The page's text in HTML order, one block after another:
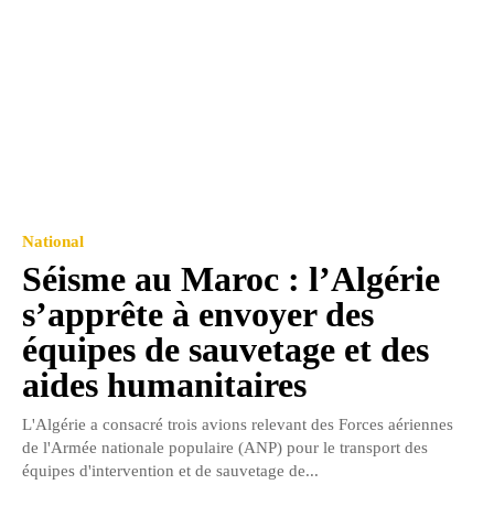
National
Séisme au Maroc : l’Algérie
s’apprête à envoyer des
équipes de sauvetage et des
aides humanitaires
L'Algérie a consacré trois avions relevant des Forces aériennes
de l'Armée nationale populaire (ANP) pour le transport des
équipes d'intervention et de sauvetage de...